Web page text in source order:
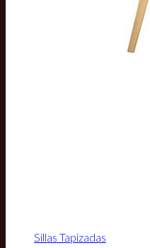
Sillas Tapizadas